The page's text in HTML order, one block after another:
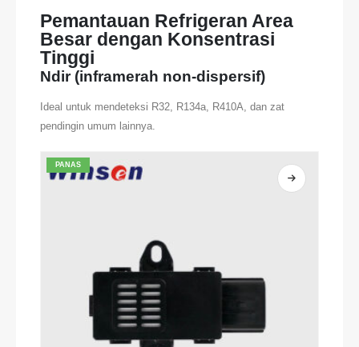
Pemantauan Refrigeran Area
Besar dengan Konsentrasi
Tinggi
Ndir (inframerah non-dispersif)
Ideal untuk mendeteksi R32, R134a, R410A, dan zat
pendingin umum lainnya.
PANAS